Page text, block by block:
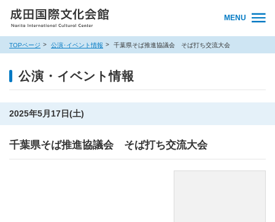
MENU
TOPページ 公演･イベント情報 千葉県そば推進協議会 そば打ち交流大会
公演・イベント情報
2025年5月17日(土)
千葉県そば推進協議会 そば打ち交流大会